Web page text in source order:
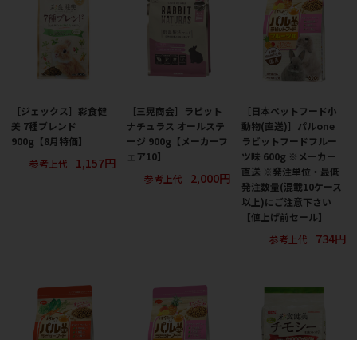
［ジェックス］彩食健
美 7種ブレンド
900g【8月特価】
参考上代
1,157円
［三晃商会］ラビット
ナチュラス オールステ
ージ 900g【メーカーフ
ェア10】
参考上代
2,000円
［日本ペットフード小
動物(直送)］パルone
ラビットフードフルー
ツ味 600g ※メーカー
直送 ※発注単位・最低
発注数量(混載10ケース
以上)にご注意下さい
【値上げ前セール】
参考上代
734円